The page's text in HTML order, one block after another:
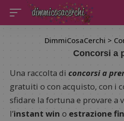
DimmiCosaCerchi >
Concorsi a
Una raccolta di concorsi a
gratuiti o con acquisto, con i
sfidare la fortuna e provare a
l’instant win o estrazione